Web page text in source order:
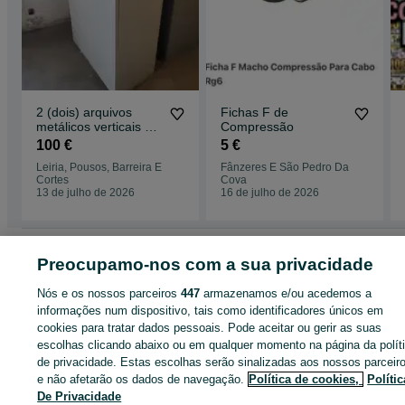
2 (dois) arquivos
metálicos verticais de
desenhos tamanho
100 €
Leiria, Pousos, Barreira E
Cortes
13 de julho de 2026
Fichas F de
Compressão
5 €
Fânzeres E São Pedro Da
Cova
16 de julho de 2026
Utilidades e Decoração
Outros - Utilidades e Decoração - Lisboa
Outros -
CATEGORIA
ID:651703417 Cliques:
Preocupamo-nos com a sua privacidade
Nós e os nossos parceiros447 armazenamos e/ou acedemos a
informações num dispositivo, tais como identificadores únicos em
cookies para tratar dados pessoais. Pode aceitar ou gerir as suas
escolhas clicando abaixo ou em qualquer momento na página da
de privacidade. Estas escolhas serão sinalizadas aos nossos
e não afetarão os dados de navegação. Política de cookies,
De Privacidade